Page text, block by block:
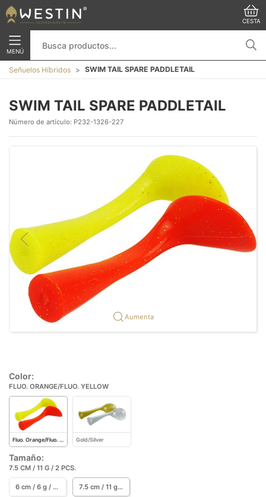
CESTA
MENÚ
Señuelos Híbridos SWIM TAIL SPARE PADDLETAIL
SWIM TAIL SPARE PADDLETAIL
Número de artículo: P232-1326-227
Aumenta
Color:
FLUO. ORANGE/FLUO. YELLOW
Fluo. Orange/Fluo. Yellow Gold/Silver
Tamaño:
7.5 CM / 11 G / 2 PCS.
6 cm / 6 g / 2 pcs. 7.5 cm / 11 g / 2 pcs.